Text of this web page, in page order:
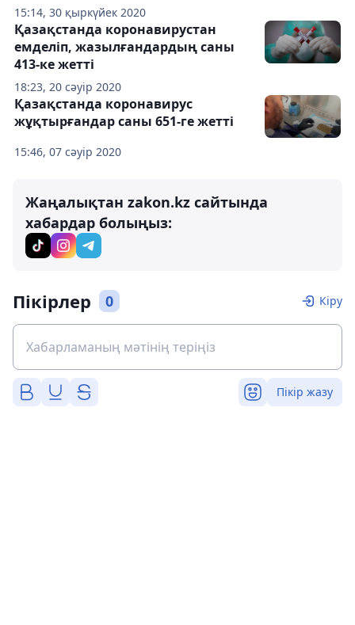
15:14, 30 қыркүйек 2020
18:23, 20 сәуір 2020
Қазақстанда коронавирустан
емделіп, жазылғандардың саны
413-ке жетті
15:46, 07 сәуір 2020
Қазақстанда коронавирус
жұқтырғандар саны 651-ге жетті
Жаңалықтан zakon.kz сайтында
хабардар болыңыз:
Пікірлер 0 Кіру
Пікір жазу